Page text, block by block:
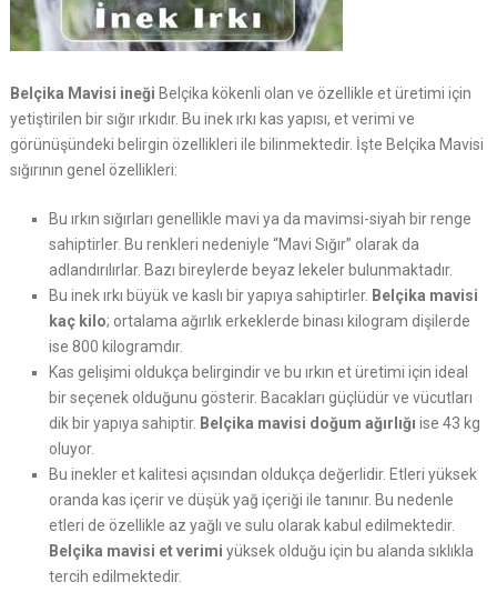
Belçika Mavisi ineği Belçika kökenli olan ve özellikle et üretimi için
yetiştirilen bir sığır ırkıdır. Bu inek ırkı kas yapısı, et verimi ve
görünüşündeki belirgin özellikleri ile bilinmektedir. İşte Belçika Mavisi
sığırının genel özellikleri:
Bu ırkın sığırları genellikle mavi ya da mavimsi-siyah bir renge
sahiptirler. Bu renkleri nedeniyle “Mavi Sığır” olarak da
adlandırılırlar. Bazı bireylerde beyaz lekeler bulunmaktadır.
Bu inek ırkı büyük ve kaslı bir yapıya sahiptirler. Belçika mavisi
kaç kilo; ortalama ağırlık erkeklerde binası kilogram dişilerde
ise 800 kilogramdır.
Kas gelişimi oldukça belirgindir ve bu ırkın et üretimi için ideal
bir seçenek olduğunu gösterir. Bacakları güçlüdür ve vücutları
dik bir yapıya sahiptir. Belçika mavisi doğum ağırlığı ise 43 kg
oluyor.
Bu inekler et kalitesi açısından oldukça değerlidir. Etleri yüksek
oranda kas içerir ve düşük yağ içeriği ile tanınır. Bu nedenle
etleri de özellikle az yağlı ve sulu olarak kabul edilmektedir.
Belçika mavisi et verimi yüksek olduğu için bu alanda sıklıkla
tercih edilmektedir.